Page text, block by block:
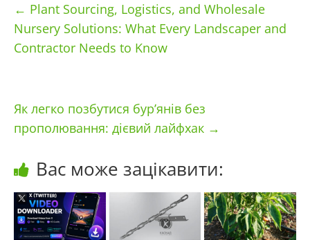
← Plant Sourcing, Logistics, and Wholesale
Nursery Solutions: What Every Landscaper and
Contractor Needs to Know
Як легко позбутися бур’янів без
прополювання: дієвий лайфхак →
Вас може зацікавити: